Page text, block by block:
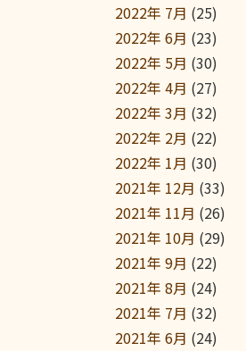
2022年 7月 (25)
2022年 6月 (23)
2022年 5月 (30)
2022年 4月 (27)
2022年 3月 (32)
2022年 2月 (22)
2022年 1月 (30)
2021年 12月 (33)
2021年 11月 (26)
2021年 10月 (29)
2021年 9月 (22)
2021年 8月 (24)
2021年 7月 (32)
2021年 6月 (24)